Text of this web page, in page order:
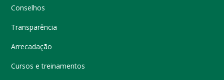
Conselhos
Transparência
Arrecadação
Cursos e treinamentos